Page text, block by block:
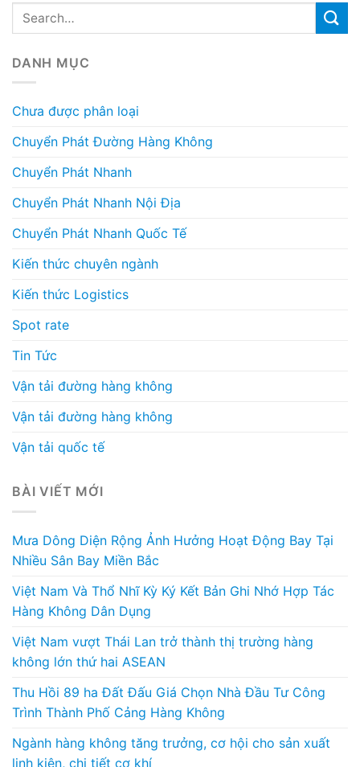
DANH MỤC
Chưa được phân loại
Chuyển Phát Đường Hàng Không
Chuyển Phát Nhanh
Chuyển Phát Nhanh Nội Địa
Chuyển Phát Nhanh Quốc Tế
Kiến thức chuyên ngành
Kiến thức Logistics
Spot rate
Tin Tức
Vận tải đường hàng không
Vận tải đường hàng không
Vận tải quốc tế
BÀI VIẾT MỚI
Mưa Dông Diện Rộng Ảnh Hưởng Hoạt Động Bay Tại
Nhiều Sân Bay Miền Bắc
Việt Nam Và Thổ Nhĩ Kỳ Ký Kết Bản Ghi Nhớ Hợp Tác
Hàng Không Dân Dụng
Việt Nam vượt Thái Lan trở thành thị trường hàng
không lớn thứ hai ASEAN
Thu Hồi 89 ha Đất Đấu Giá Chọn Nhà Đầu Tư Công
Trình Thành Phố Cảng Hàng Không
Ngành hàng không tăng trưởng, cơ hội cho sản xuất
linh kiện, chi tiết cơ khí